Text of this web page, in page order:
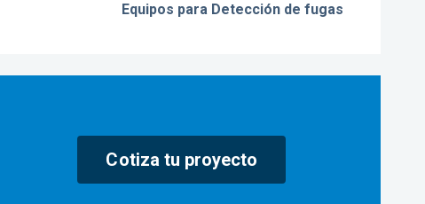
Equipos para Detección de fugas
Cotiza tu proyecto